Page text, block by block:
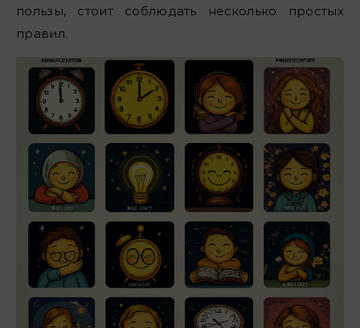
пользы, стоит соблюдать несколько простых
правил.